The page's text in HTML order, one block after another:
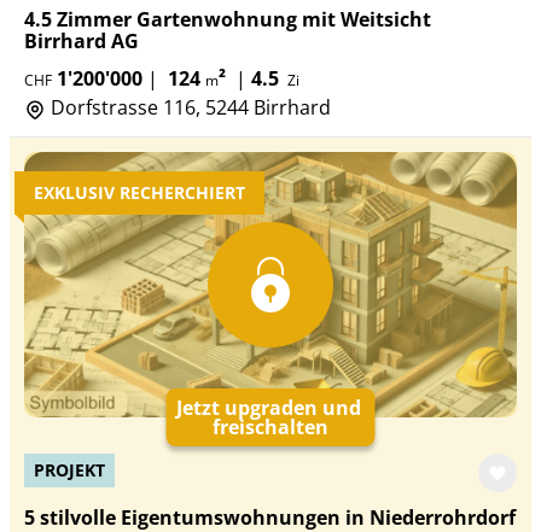
4.5 Zimmer Gartenwohnung mit Weitsicht
Birrhard AG
CHF 1'200'000 | 124 m² | 4.5 Zi
Dorfstrasse 116, 5244 Birrhard
EXKLUSIV RECHERCHIERT
Jetzt upgraden und
freischalten
PROJEKT
5 stilvolle Eigentumswohnungen in Niederrohrdorf